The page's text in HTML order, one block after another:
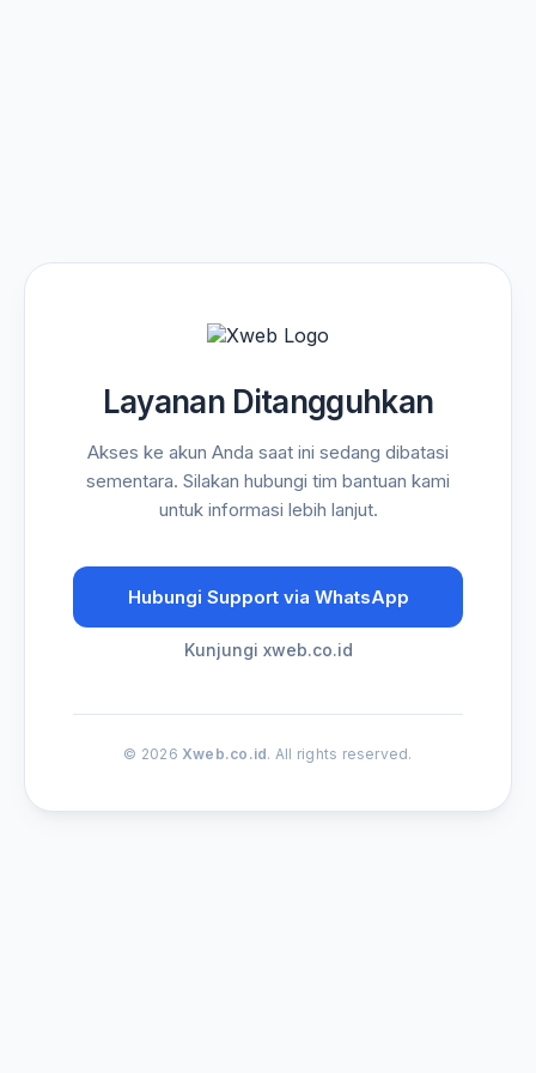
Layanan Ditangguhkan
Akses ke akun Anda saat ini sedang dibatasi
sementara. Silakan hubungi tim bantuan kami
untuk informasi lebih lanjut.
Hubungi Support via WhatsApp
Kunjungi xweb.co.id
© 2026 Xweb.co.id. All rights reserved.